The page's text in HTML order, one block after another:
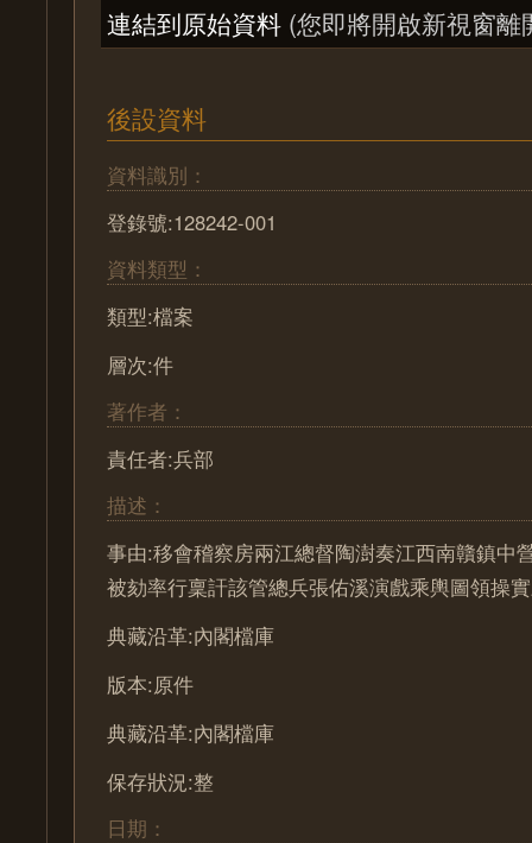
連結到原始資料 (您即將開啟新視窗離
後設資料
資料識別：
登錄號:128242-001
資料類型：
類型:檔案
層次:件
著作者：
責任者:兵部
描述：
事由:移會稽察房兩江總督陶澍奏江西南贛鎮中
被劾率行稟訐該管總兵張佑溪演戲乘輿圖領操
典藏沿革:內閣檔庫
版本:原件
典藏沿革:內閣檔庫
保存狀況:整
日期：